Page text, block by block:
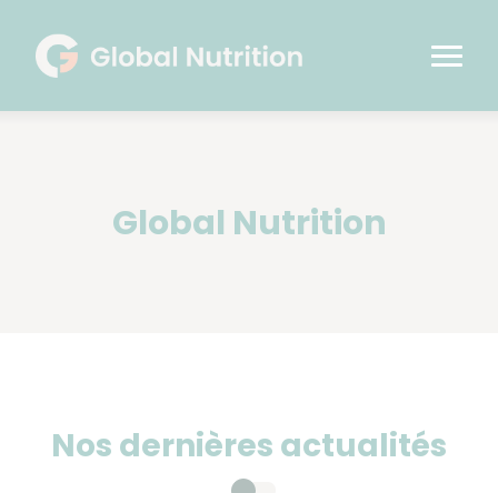
Global Nutrition
Nos dernières actualités